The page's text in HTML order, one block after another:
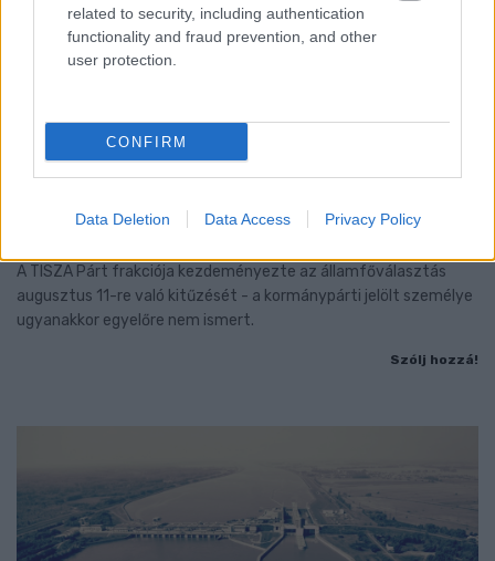
related to security, including authentication
functionality and fraud prevention, and other
user protection.
CONFIRM
Data Deletion Data Access Privacy Policy
ORSZÁGGYŰLÉS MAGYARORSZÁG ÚJ
KÖZTÁRSASÁGI ELNÖKÉT
A TISZA Párt frakciója kezdeményezte az államfőválasztás
augusztus 11-re való kitűzését - a kormánypárti jelölt személye
ugyanakkor egyelőre nem ismert.
Szólj hozzá!